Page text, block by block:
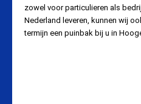
zowel voor particulieren als
Nederland leveren, kunnen wij
termijn een puinbak bij u in